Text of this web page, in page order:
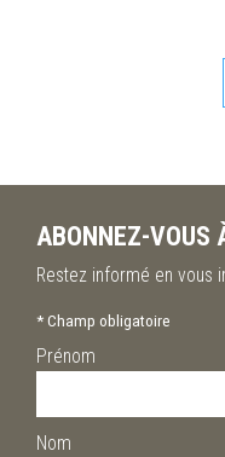
ABONNEZ-VOUS
Restez informé en vous
*Champ obligatoire
Prénom
Nom